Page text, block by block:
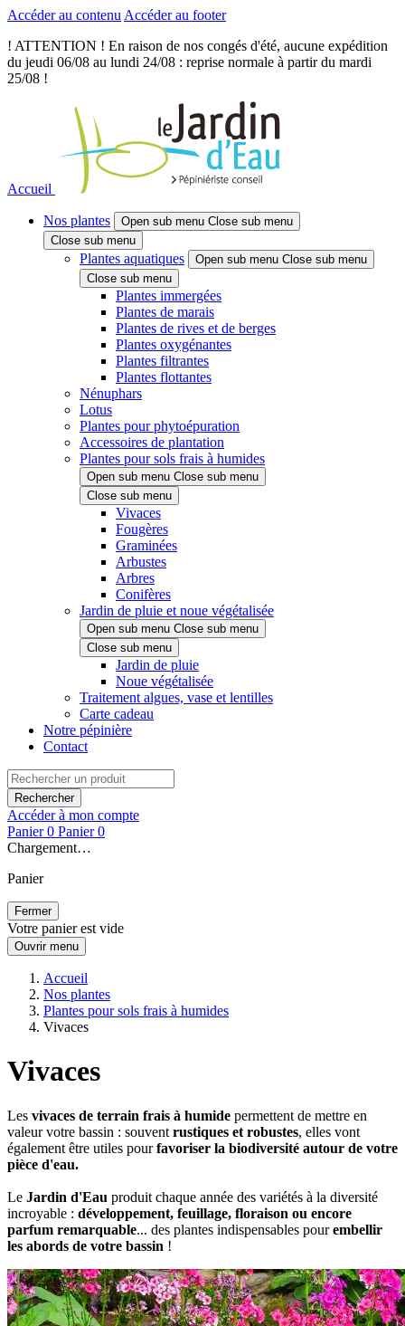
Accéder au contenu Accéder au footer
! ATTENTION ! En raison de nos congés d'été, aucune expédition
du jeudi 06/08 au lundi 24/08 : reprise normale à partir du mardi
25/08 !
Accueil
Nos plantes Open sub menu Close sub menu
Close sub menu
Plantes aquatiques Open sub menu Close sub menu
Close sub menu
Plantes immergées
Plantes de marais
Plantes de rives et de berges
Plantes oxygénantes
Plantes filtrantes
Plantes flottantes
Nénuphars
Lotus
Plantes pour phytoépuration
Accessoires de plantation
Plantes pour sols frais à humides
Open sub menu Close sub menu
Close sub menu
Vivaces
Fougères
Graminées
Arbustes
Arbres
Conifères
Jardin de pluie et noue végétalisée
Open sub menu Close sub menu
Close sub menu
Jardin de pluie
Noue végétalisée
Traitement algues, vase et lentilles
Carte cadeau
Notre pépinière
Contact
Rechercher
Accéder à mon compte
Panier 0 Panier 0
Chargement…
Panier
Fermer
Votre panier est vide
Ouvrir menu
Accueil
Nos plantes
Plantes pour sols frais à humides
Vivaces
Vivaces
Les vivaces de terrain frais à humide permettent de mettre en
valeur votre bassin : souvent rustiques et robustes, elles vont
également être utiles pourfavoriser la biodiversité autour de votre
pièce d'eau.
Le Jardin d'Eau produit chaque année des variétés à la diversité
incroyable : développement, feuillage, floraison ou encore
parfum remarquable... des plantes indispensables pourembellir
les abords de votre bassin !